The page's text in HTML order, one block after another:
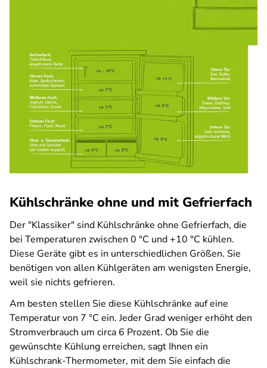
Kühlschränke ohne und mit Gefrierfach
Der "Klassiker" sind Kühlschränke ohne Gefrierfach, die
bei Temperaturen zwischen 0 °C und +10 °C kühlen.
Diese Geräte gibt es in unterschiedlichen Größen. Sie
benötigen von allen Kühlgeräten am wenigsten Energie,
weil sie nichts gefrieren.
Am besten stellen Sie diese Kühlschränke auf eine
Temperatur von 7 °C ein. Jeder Grad weniger erhöht den
Stromverbrauch um circa 6 Prozent. Ob Sie die
gewünschte Kühlung erreichen, sagt Ihnen ein
Kühlschrank-Thermometer, mit dem Sie einfach die